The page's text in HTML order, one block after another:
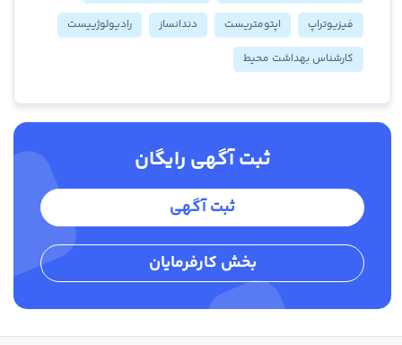
فیزیوتراپ
اپتومتریست دندانساز
رادیولوژییست
کارشناس بهداشت محیط
ثبت آگهی رایگان
ثبت آگهی
بخش کارفرمایان